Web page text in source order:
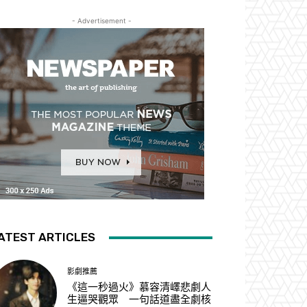
- Advertisement -
ARTICLES
影劇推薦
《這一秒過火》慕容清嶧悲劇人
生逼哭觀眾 一句話道盡全劇核